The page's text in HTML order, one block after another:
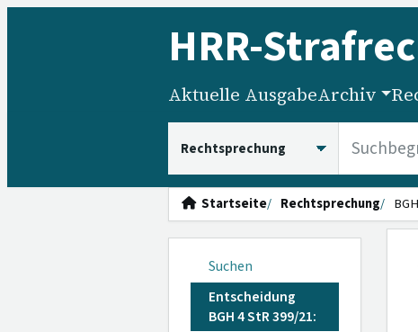
HRR-
Aktuelle AusgabeArchiv
Startseite Rechtsprechung
Suchen
Entscheidung
BGH 4 StR 399/21: